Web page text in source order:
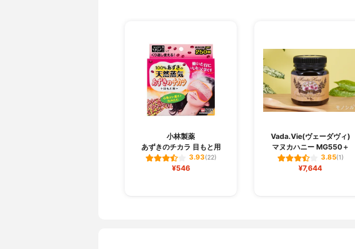
小林製薬
あずきのチカラ 目もと用
3.93(22)
¥546
Vada.Vie(ヴェーダヴィ)
マヌカハニー MG550＋
3.85(1)
¥7,644